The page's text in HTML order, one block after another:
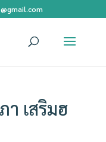
า เสริมฮ